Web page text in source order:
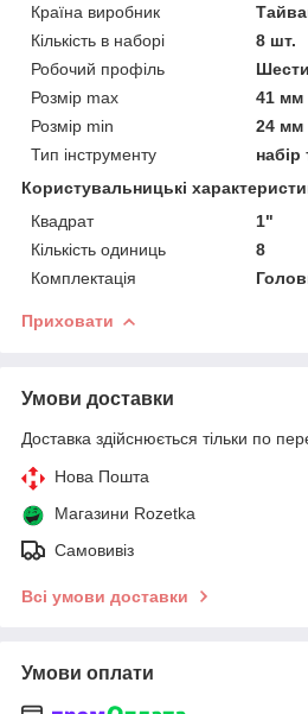
Країна виробник
Кількість в наборі
8 шт.
Робочий профіль
Розмір max
41 мм
Розмір min
24 мм
Тип інструменту
Користувальницькі
Квадрат
1"
Кількість одиниць
8
Комплектація
Приховати
Умови доставки
Доставка здійснюється тільки по
Нова Пошта
Магазини Rozetka
Самовивіз
Всі умови доставки
Умови оплати